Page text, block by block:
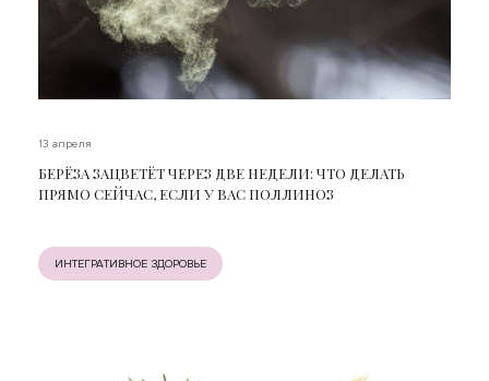
13 апреля
БЕРЁЗА ЗАЦВЕТЁТ ЧЕРЕЗ ДВЕ НЕДЕЛИ: ЧТО ДЕЛАТЬ
ПРЯМО СЕЙЧАС, ЕСЛИ У ВАС ПОЛЛИНОЗ
ИНТЕГРАТИВНОЕ ЗДОРОВЬЕ